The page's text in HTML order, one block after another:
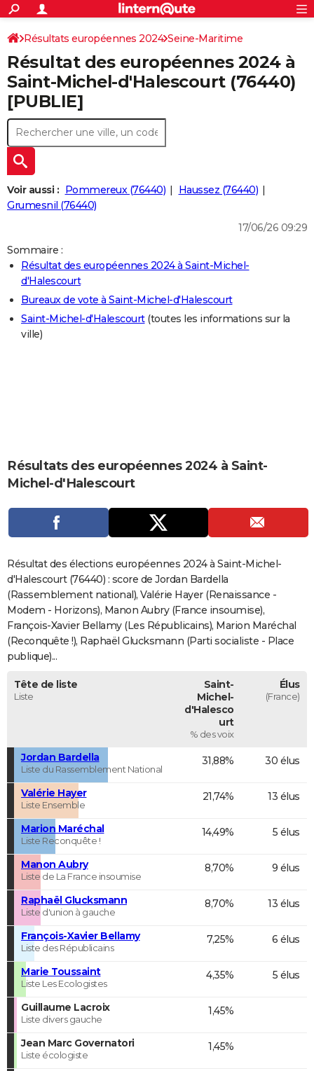
ACTUALITÉS
Politique
Société
Faits Divers
Education
Monde
Villes
+
SPORT
Coupe du monde 2026
Football
Tennis
Cyclisme
Rugby
Forum
CULTURE
Programme TV
TNT
Streaming
Cinéma
Sorties cinéma
Musique
+FINANCE
Retraite
Impôts
Epargne
Immobilier
Risques naturels par ville
Banque
Assurance
CréditAUTO
Essais
Réserver un essai
Citadines
Berlines
SUV
Forum auto
+HIGH-TECH
Mobiles
Meilleur smartphone
Internet
Ordinateurs
Jeux vidéo
Guide high-tech
+
BRICOLAGE
Forum
Aménagement intérieur
Extérieur
Cuisine
Salle de bains
Jardinage
Rangement
+
LIFESTYLE
Art de vivre
Bien-être
Loisirs
Mode
Modes de vie
SANTE
Alimentation
Guide de la santé
Maladies
Médicaments
Sommeil
VOYAGE
Destinations
City break
Voyage nature
Voyage de noces
Forum
Climat
PHOTO
Dictionnaire
Biographies
Citations
Expressions
Proverbes
PROGRAMME TV
Se connecter
Entreprises
Service militaire
Avis de recherche
AVIS DE DÉCÈS
FORUM
Bricolage
Lifestyle
Culture
Sport
Auto
Television
Voyage
Cinema
Rechercher
S'inscrire
Connexion
Résultats européennes 2024 Seine-Maritime
Résultat des européennes 2024 à
Saint-Michel-d'Halescourt (76440)
[PUBLIE]
Voir aussi : Pommereux (76440)
Haussez (76440)
Grumesnil (76440)
17/06/26 09:29
Sommaire :
Résultat des européennes 2024 à Saint-Michel-
d'Halescourt
Bureaux de vote à Saint-Michel-d'Halescourt
Saint-Michel-d'Halescourt(toutes les informations sur la
ville)
Résultats des européennes 2024 à Saint-
Michel-d'Halescourt
Résultat des élections européennes 2024 à Saint-Michel-
d'Halescourt (76440) : score de Jordan Bardella
(Rassemblement national), Valérie Hayer (Renaissance -
Modem - Horizons), Manon Aubry (France insoumise),
François-Xavier Bellamy (Les Républicains), Marion Maréchal
(Reconquête !), Raphaël Glucksmann (Parti socialiste - Place
publique)...
Tête de liste
Liste
Saint-
Michel-
d'Halesco
urt
% des voix
Élus
(France)
Jordan Bardella
Liste du Rassemblement National
31,88% 30 élus
Valérie Hayer
Liste Ensemble
21,74% 13 élus
Marion Maréchal
Liste Reconquête !
14,49% 5 élus
Manon Aubry
Liste de La France insoumise
8,70% 9 élus
Raphaël Glucksmann
Liste d'union à gauche
8,70% 13 élus
François-Xavier Bellamy
Liste des Républicains
7,25% 6 élus
Marie Toussaint
Liste Les Ecologistes
4,35% 5 élus
Guillaume Lacroix
Liste divers gauche
1,45%
Jean Marc Governatori
Liste écologiste
1,45%